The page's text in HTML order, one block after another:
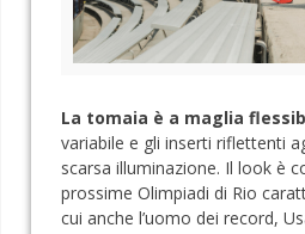
La tomaia è a maglia
variabile e gli inserti riflettenti
scarsa illuminazione. Il look è
prossime Olimpiadi di Rio
cui anche l’uomo dei record,